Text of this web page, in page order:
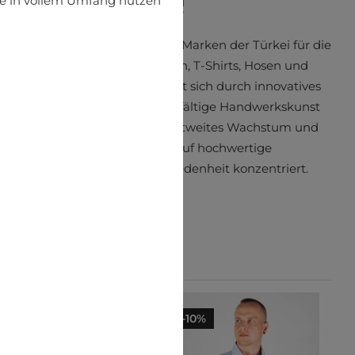
sich zu einer der führenden Marken der Türkei für die
und den Export von Hemden, T-Shirts, Hosen und
entwickelt. Die Marke zeichnet sich durch innovatives
Materialien und sorgfältige Handwerkskunst
Gründung ist es ihr Ziel, weltweites Wachstum und
zu erzielen, indem sie sich auf hochwertige
und Kundenzufriedenheit konzentriert.
-10%